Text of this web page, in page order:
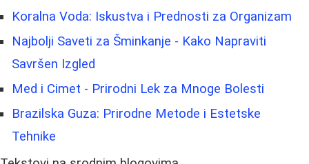
Koralna Voda: Iskustva i Prednosti za Organizam
Najbolji Saveti za Šminkanje - Kako Napraviti
Savršen Izgled
Med i Cimet - Prirodni Lek za Mnoge Bolesti
Brazilska Guza: Prirodne Metode i Estetske
Tehnike